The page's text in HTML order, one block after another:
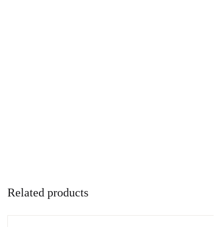
Related products